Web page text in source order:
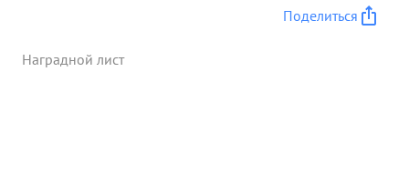
Поделиться
Наградной лист